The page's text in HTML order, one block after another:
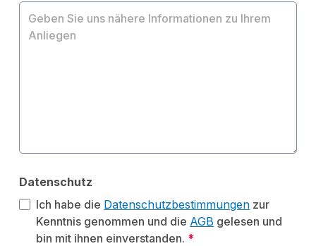
Datenschutz
Ich habe die Datenschutzbestimmungen zur
Kenntnis genommen und die AGB gelesen und
bin mit ihnen einverstanden. *